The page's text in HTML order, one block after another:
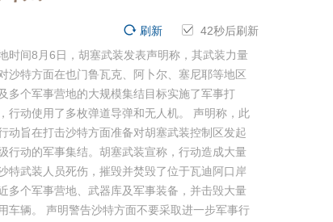
41秒后刷新
刷新
时间8月6日，胡塞武装发表声明称，其武装力量
沙特方面在也门鲁瓦克、阿卜尔、塞尼耶等地区
多个军事营地的大规模集结目标实施了军事打
行动使用了多枚弹道导弹和无人机。 声明称，此
动旨在打击沙特方面准备对胡塞武装控制区发起
行动的军事集结。胡塞武装宣称，行动造成大量
特武装人员死伤，摧毁并焚毁了位于瓦迪阿口岸
多个军事营地、武器库及军事装备，并击毁大量
车辆。 声明警告沙特方面不要采取进一步军事行